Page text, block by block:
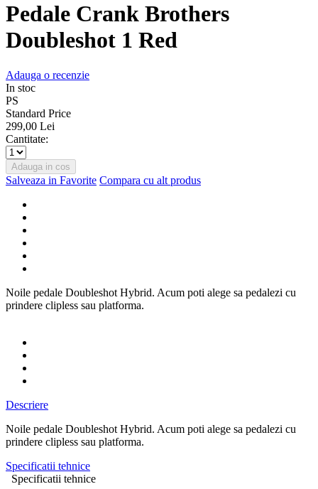
Pedale Crank Brothers
Doubleshot 1 Red
Adauga o recenzie
In stoc
PS
Standard Price
299,00 Lei
Cantitate:
Adauga in cos
Salveaza in Favorite Compara cu alt produs
Noile pedale Doubleshot Hybrid. Acum poti alege sa pedalezi cu
prindere clipless sau platforma.
Descriere
Noile pedale Doubleshot Hybrid. Acum poti alege sa pedalezi cu
prindere clipless sau platforma.
Specificatii tehnice
Specificatii tehnice